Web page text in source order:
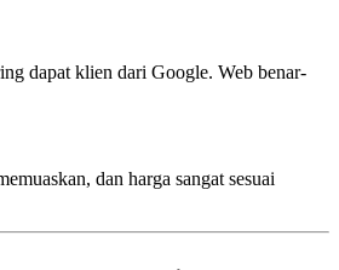
dapat klien dari Google. Web benar-
dan harga sangat sesuai